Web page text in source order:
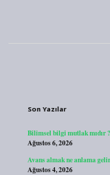
Son Yazılar
Bilimsel bilgi mutlak mıdır ?
Ağustos 6, 2026
Avans almak ne anlama
Ağustos 4, 2026